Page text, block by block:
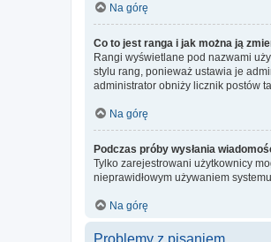
Na górę
Co to jest ranga i jak można ją
Rangi wyświetlane pod nazwami
stylu rang, ponieważ ustawia je
administrator obniży licznik postów
Na górę
Podczas próby wysłania
Tylko zarejestrowani użytkownicy
nieprawidłowym używaniem
Na górę
Problemy z pisaniem